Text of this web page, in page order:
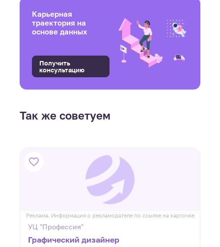
Карьерная
траектория на
основе данных
Получить
консультацию
Так же советуем
Реклама. Информация о рекламодателе по ссылке на карточке
УЦ "Профессия"
Графический дизайнер